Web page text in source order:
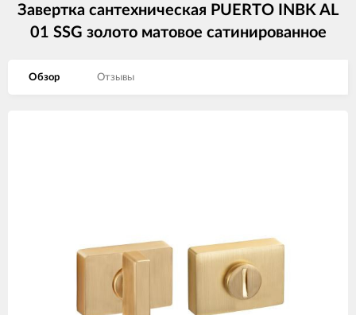
Завертка сантехническая PUERTO INBK AL
01 SSG золото матовое сатинированное
Обзор Отзывы